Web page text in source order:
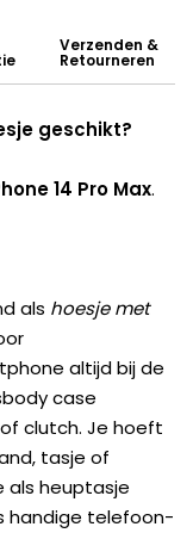
Verzenden &
Retourneren
geschikt?
14 Pro Max.
als hoesje met
altijd bij de
case
clutch. Je hoeft
tasje of
als heuptasje
handige telefoon-